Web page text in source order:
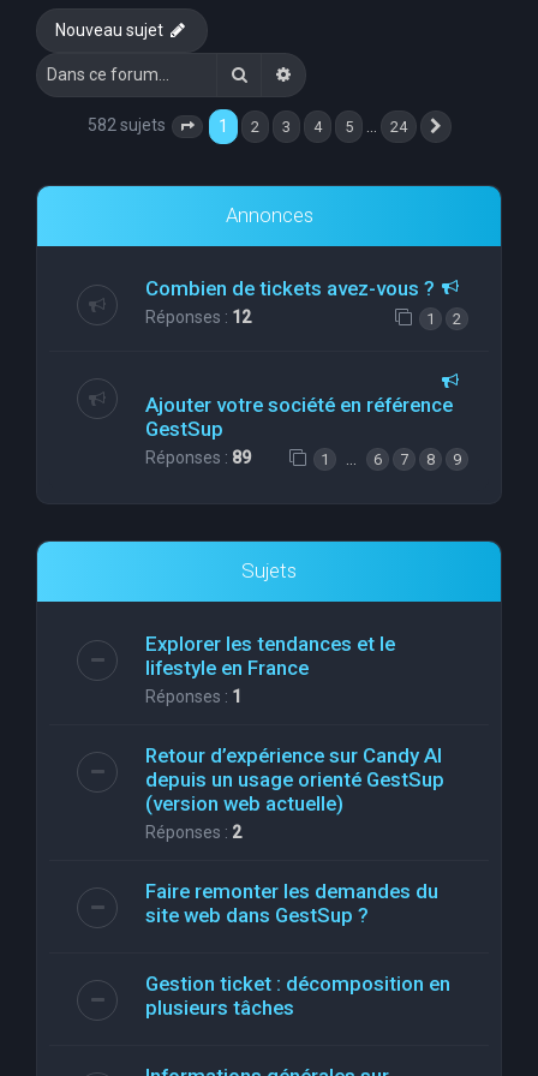
Nouveau sujet
RechercherRecherche avancée
582 sujets Page 1 sur 24
1 2 3 4 5 … 24
Annonces
Combien de tickets avez-vous ?
Réponses : 12 1 2
Ajouter votre société en référence
GestSup
Réponses : 89 1 … 6 7 8 9
Sujets
Explorer les tendances et le
lifestyle en France
Réponses : 1
Retour d’expérience sur Candy AI
depuis un usage orienté GestSup
(version web actuelle)
Réponses : 2
Faire remonter les demandes du
site web dans GestSup ?
Gestion ticket : décomposition en
plusieurs tâches